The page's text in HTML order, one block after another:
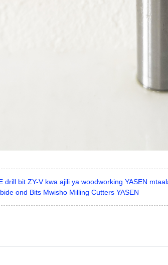
drill bit ZY-V kwa ajili ya woodworking YASEN
ond Bits Mwisho Milling Cutters YASEN